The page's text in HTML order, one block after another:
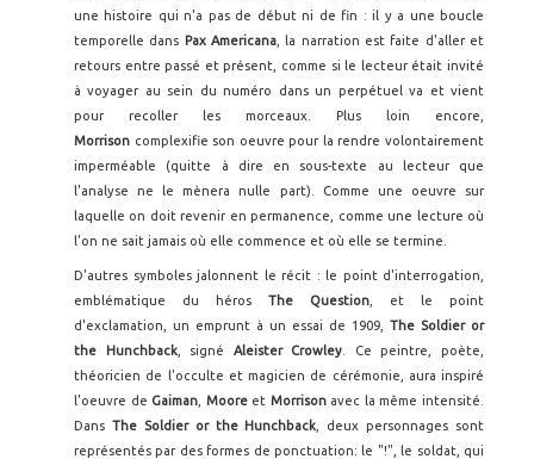
une histoire qui n'a pas de début ni de fin : il y a une boucle
temporelle dans Pax Americana , la narration est faite d'aller et
retours entre passé et présent, comme si le lecteur était invité
à voyager au sein du numéro dans un perpétuel va et vient
pour recoller les morceaux. Plus loin encore,
Morrison complexifie son oeuvre pour la rendre volontairement
imperméable (quitte à dire en sous-texte au lecteur que
l'analyse ne le mènera nulle part). Comme une oeuvre sur
laquelle on doit revenir en permanence, comme une lecture où
l'on ne sait jamais où elle commence et où elle se termine.
D'autres symboles jalonnent le récit : le point d'interrogation,
emblématique du héros The Question , et le point
d'exclamation, un emprunt à un essai de 1909, The Soldier or
the Hunchback, signé Aleister Crowley . Ce peintre, poète,
théoricien de l'occulte et magicien de cérémonie, aura inspiré
l'oeuvre de Gaiman Mooreet Morrisonavec la même intensité.
Dans The Soldier or the Hunchback , deux personnages sont
représentés par des formes de ponctuation: le "!", le soldat, qui